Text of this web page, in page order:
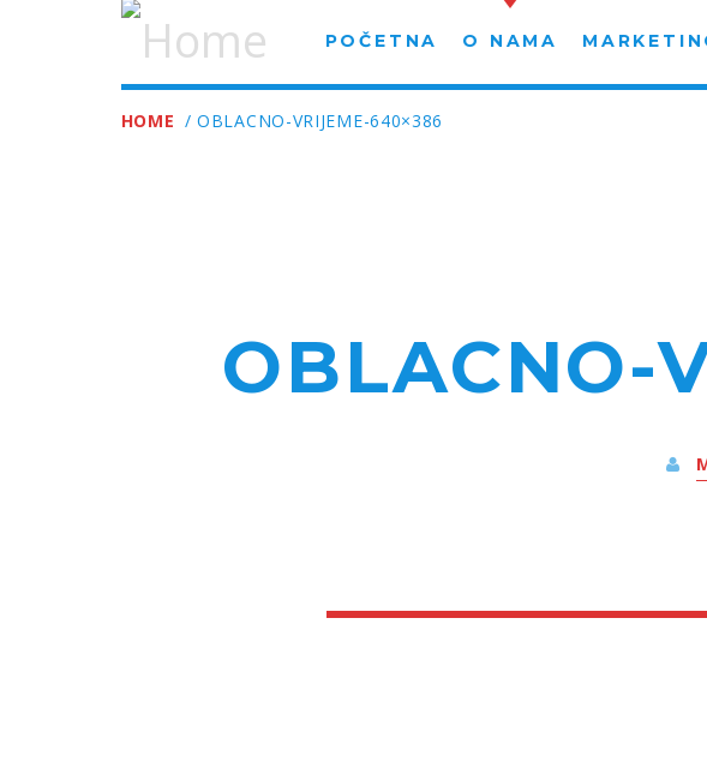
POČETNA O NAMA
HOME / OBLACNO-VRIJEME-640×386
OBLACNO-